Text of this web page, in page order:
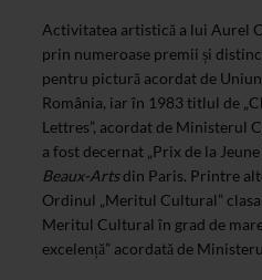
Activitatea artistică a lui Aurel
prin numeroase premii și
pentru pictură acordat de
România, iar în 1983 titlul de
Lettres”, acordat de Ministerul
a fost decernat „Prix de la
Beaux-Artsdin Paris. Printre
Ordinul „Meritul Cultural”
Meritul Cultural în grad de
excelență” acordată de